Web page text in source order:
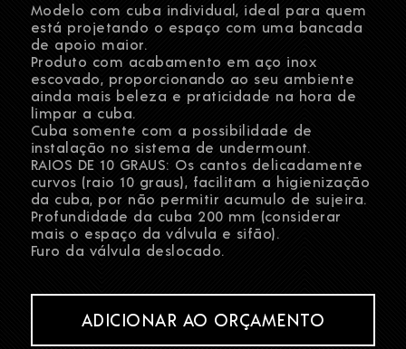
Modelo com cuba individual, ideal para quem
está projetando o espaço com uma bancada
de apoio maior.
Produto com acabamento em aço inox
escovado, proporcionando ao seu ambiente
ainda mais beleza e praticidade na hora de
limpar a cuba.
Cuba somente com a possibilidade de
instalação no sistema de undermount.
RAIOS DE 10 GRAUS: Os cantos delicadamente
curvos (raio 10 graus), facilitam a higienização
da cuba, por não permitir acumulo de sujeira.
Profundidade da cuba 200 mm (considerar
mais o espaço da válvula e sifão).
Furo da válvula deslocado.
ADICIONAR AO ORÇAMENTO